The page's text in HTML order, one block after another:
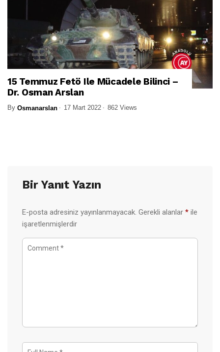
15 Temmuz Fetö Ile Mücadele Bilinci –
Dr. Osman Arslan
By Osmanarslan 17 Mart 2022 862 Views
Bir Yanıt Yazın
E-posta adresiniz yayınlanmayacak. Gerekli alanlar * ile
işaretlenmişlerdir